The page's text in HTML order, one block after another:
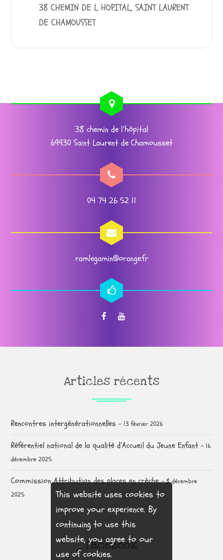
38 CHEMIN DE L HOPITAL, SAINT LAURENT
DE CHAMOUSSET
38 chemin de l’hôpital
69930 Saint Laurent de Chamousset
04 74 26 52 11
ramlegamin@orange.fr
Articles récents
Rencontres intergénérationnelles 13 février 2026
Référentiel national de la qualité d’Accueil du Jeune Enfant
16
décembre 2025
Commission Attribution des places en crèche
8 décembre
2025
Facebook
This website uses cookies to
improve your experience. By
continuing to use this
website, you agree to our
use of cookies.